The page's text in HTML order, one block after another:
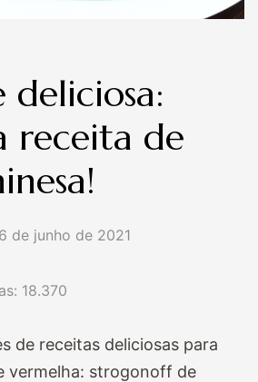
deliciosa:
receita de
de junho de 2021
18.370
de receitas deliciosas para
vermelha: strogonoff de